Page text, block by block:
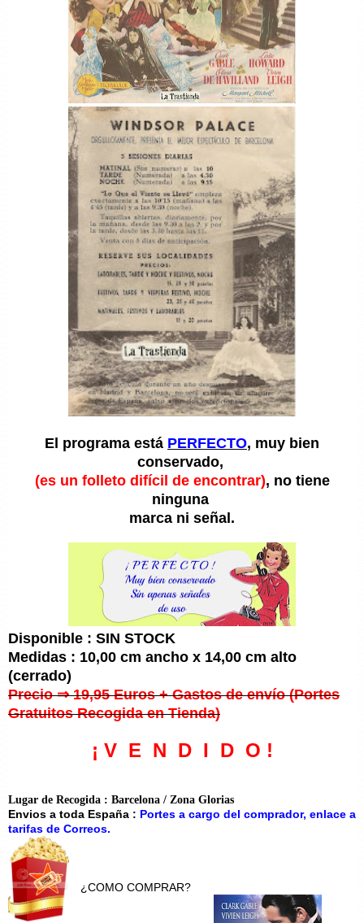
El programa está PERFECTO, muy bien
conservado,
(es un folleto difícil de encontrar), no tiene
ninguna
marca ni señal.
Disponible : SIN STOCK
Medidas : 10,00 cm ancho x 14,00 cm alto
(cerrado)
Precio ⇒ 19,95 Euros + Gastos de envío (Portes
Gratuitos Recogida en Tienda)
¡ V E N D I D O !
Lugar de Recogida : Barcelona / Zona Glorias
Envios a toda España : Portes a cargo del comprador, enlace a
tarifas de Correos.
¿COMO COMPRAR?